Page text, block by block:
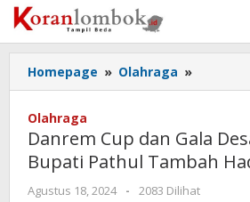
Lewati
ke
konten
Homepage » Olahraga »
Cup
Gala
Desa
Dibuka,
Bupati
Olahraga
Danrem Cup dan Gala
Bupati Pathul Tambah
Agustus 18, 2024
oleh
-
2083 Dilihat